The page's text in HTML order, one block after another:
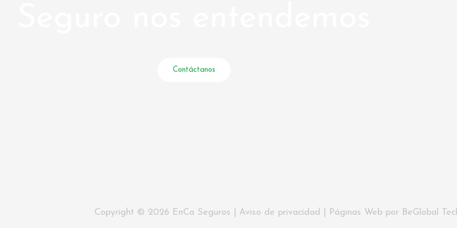
Contáctanos
Copyright © 2026 EnCa Seguros | Aviso de privacidad Páginas Web por BeGlobal